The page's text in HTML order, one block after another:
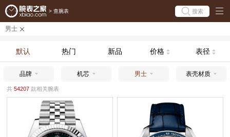
> 查腕表 搜索
男士
默认 热门 新品 价格 表径
品牌 机芯 男士 表壳材质
共 54207款相关腕表